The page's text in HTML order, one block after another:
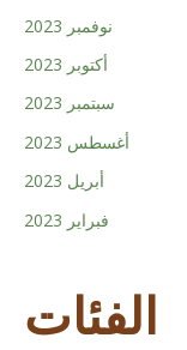
نوفمبر 2023
أكتوبر 2023
سبتمبر 2023
أغسطس 2023
أبريل 2023
فبراير 2023
الفئات